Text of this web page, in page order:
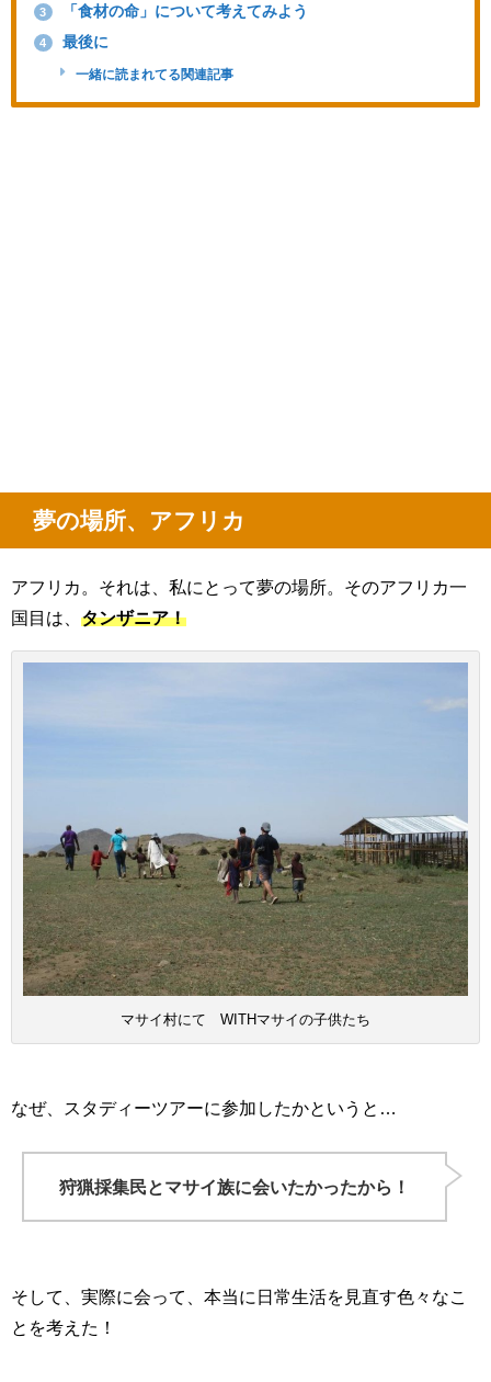
3 「食材の命」について考えてみよう
4 最後に
一緒に読まれてる関連記事
夢の場所、アフリカ
アフリカ。それは、私にとって夢の場所。そのアフリカ一
国目は、 タンザニア！
マサイ村にて WITHマサイの子供たち
なぜ、スタディーツアーに参加したかというと…
狩猟採集民とマサイ族に会いたかったから！
そして、実際に会って、本当に日常生活を見直す色々なこ
とを考えた！